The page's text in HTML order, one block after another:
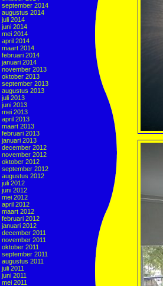
september 2014
augustus 2014
juli 2014
juni 2014
mei 2014
april 2014
maart 2014
februari 2014
januari 2014
november 2013
oktober 2013
september 2013
augustus 2013
juli 2013
juni 2013
mei 2013
april 2013
maart 2013
februari 2013
januari 2013
december 2012
november 2012
oktober 2012
september 2012
augustus 2012
juli 2012
juni 2012
mei 2012
april 2012
maart 2012
februari 2012
januari 2012
december 2011
november 2011
oktober 2011
september 2011
augustus 2011
juli 2011
juni 2011
mei 2011